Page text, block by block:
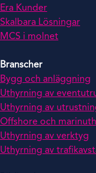
Era Kunder
Skalbara Lösningar
MCS i molnet
Branscher
Bygg och anläggning
Uthyrning av
Uthyrning av
Offshore och
Uthyrning av verktyg
Uthyrning av